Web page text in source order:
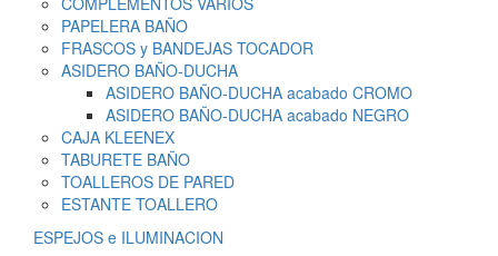
PAPELERA BAÑO
FRASCOS y BANDEJAS TOCADOR
ASIDERO BAÑO-DUCHA
ASIDERO BAÑO-DUCHA acabado CROMO
ASIDERO BAÑO-DUCHA acabado NEGRO
CAJA KLEENEX
TABURETE BAÑO
TOALLEROS DE PARED
ESTANTE TOALLERO
ESPEJOS e ILUMINACION